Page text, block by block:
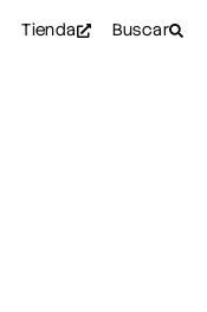
Tienda Buscar